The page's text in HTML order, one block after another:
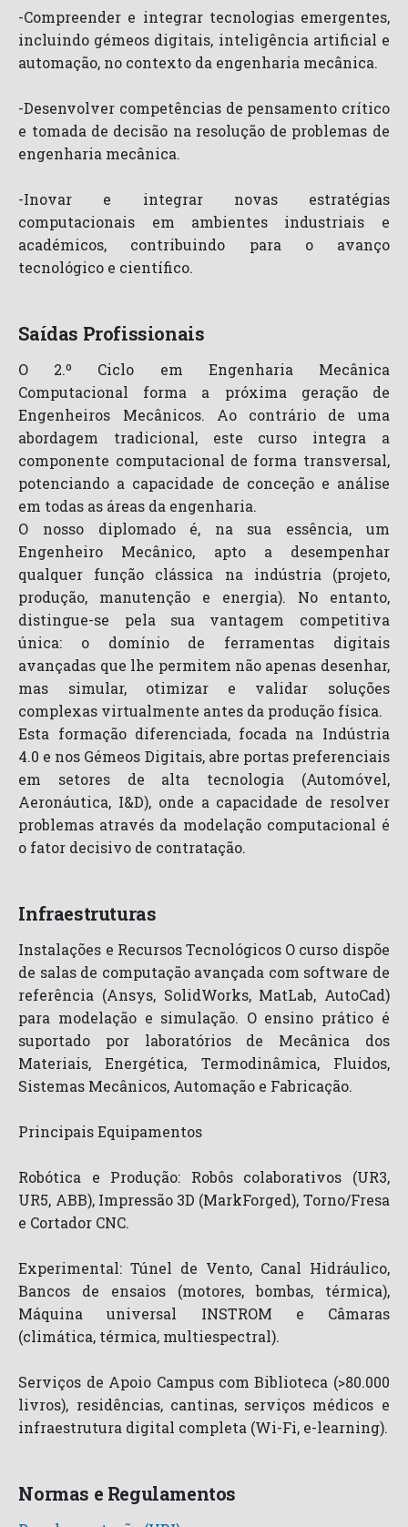
-Compreender e integrar tecnologias emergentes,
incluindo gémeos digitais, inteligência artificial e
automação, no contexto da engenharia mecânica.
-Desenvolver competências de pensamento crítico
e tomada de decisão na resolução de problemas de
engenharia mecânica.
-Inovar e integrar novas estratégias
computacionais em ambientes industriais e
académicos, contribuindo para o avanço
tecnológico e científico.
Saídas Profissionais
O 2.º Ciclo em Engenharia Mecânica
Computacional forma a próxima geração de
Engenheiros Mecânicos. Ao contrário de uma
abordagem tradicional, este curso integra a
componente computacional de forma transversal,
potenciando a capacidade de conceção e análise
em todas as áreas da engenharia.
O nosso diplomado é, na sua essência, um
Engenheiro Mecânico, apto a desempenhar
qualquer função clássica na indústria (projeto,
produção, manutenção e energia). No entanto,
distingue-se pela sua vantagem competitiva
única: o domínio de ferramentas digitais
avançadas que lhe permitem não apenas desenhar,
mas simular, otimizar e validar soluções
complexas virtualmente antes da produção física.
Esta formação diferenciada, focada na Indústria
4.0 e nos Gémeos Digitais, abre portas preferenciais
em setores de alta tecnologia (Automóvel,
Aeronáutica, I&D), onde a capacidade de resolver
problemas através da modelação computacional é
o fator decisivo de contratação.
Infraestruturas
Instalações e Recursos Tecnológicos O curso dispõe
de salas de computação avançada com software de
referência (Ansys, SolidWorks, MatLab, AutoCad)
para modelação e simulação. O ensino prático é
suportado por laboratórios de Mecânica dos
Materiais, Energética, Termodinâmica, Fluidos,
Sistemas Mecânicos, Automação e Fabricação.
Principais Equipamentos
Robótica e Produção: Robôs colaborativos (UR3,
UR5, ABB), Impressão 3D (MarkForged), Torno/Fresa
e Cortador CNC.
Experimental: Túnel de Vento, Canal Hidráulico,
Bancos de ensaios (motores, bombas, térmica),
Máquina universal INSTROM e Câmaras
(climática, térmica, multiespectral).
Serviços de Apoio Campus com Biblioteca (>80.000
livros), residências, cantinas, serviços médicos e
infraestrutura digital completa (Wi-Fi, e-learning).
Normas e Regulamentos